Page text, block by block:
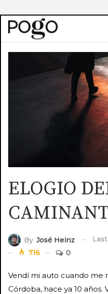
ELOGIO
By José Heinz
716
0
Vendí mi auto cuando me
Córdoba, hace ya 10 años.